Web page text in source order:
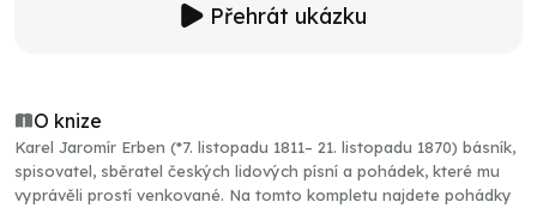
Přehrát ukázku
O knize
Karel Jaromír Erben (*7. listopadu 1811– 21. listopadu 1870) básník,
spisovatel, sběratel českých lidových písní a pohádek, které mu
vyprávěli prostí venkované. Na tomto kompletu najdete pohádky